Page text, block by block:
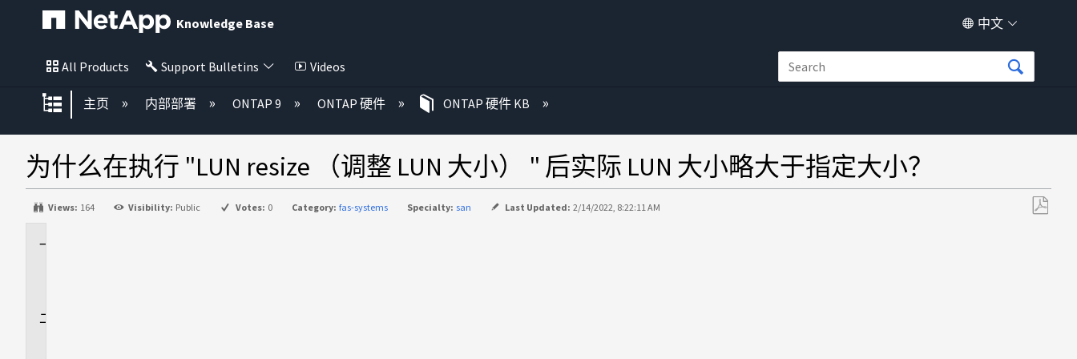
Knowledge Base 中文
All Products Support Bulletins Videos
扩展/隐缩全局层次
主页 内部部署 ONTAP 9 ONTAP 硬件 ONTAP 硬件 KB
为什么在执行 "LUN resize （调整 LUN 大小） " 后实际 LUN 大小略大于指定大小？
Views: 164 Visibility: Public Votes: 0 Category: fas-systems Specialty: san Last Updated: 2/14/2022, 8:22:11 AM